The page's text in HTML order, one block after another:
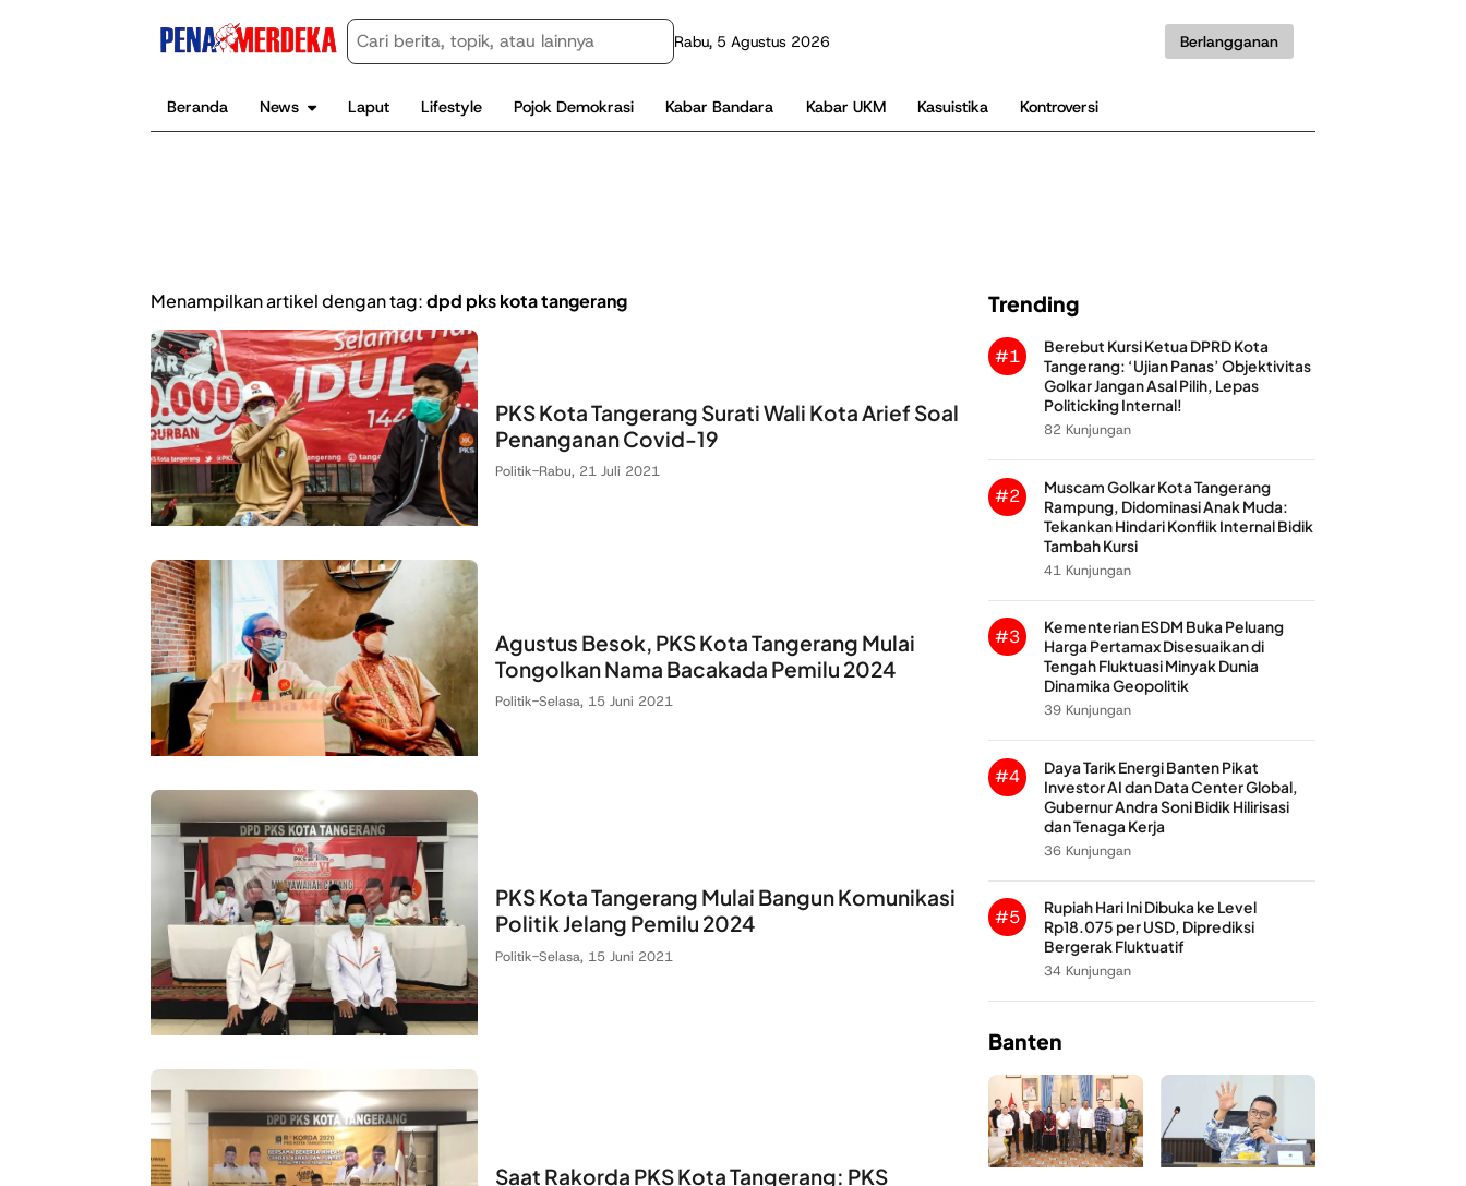
Rabu, 5 Agustus 2026 Berlangganan
Beranda News Laput Lifestyle Pojok Demokrasi Kabar Bandara Kabar UKM Kasuistika Kontroversi
Menampilkan artikel dengan tag:dpd pks kota tangerang
PKS Kota Tangerang Surati Wali Kota Arief Soal
Penanganan Covid-19
Politik-Rabu, 21 Juli 2021
Agustus Besok, PKS Kota Tangerang Mulai
Tongolkan Nama Bacakada Pemilu 2024
Politik-Selasa, 15 Juni 2021
PKS Kota Tangerang Mulai Bangun Komunikasi
Politik Jelang Pemilu 2024
Politik-Selasa, 15 Juni 2021
Saat Rakorda PKS Kota Tangerang: PKS
Trending
#1
Berebut Kursi Ketua DPRD Kota
Tangerang: ‘Ujian Panas’ Objektivitas
Golkar Jangan Asal Pilih, Lepas
Politicking Internal!
82 Kunjungan
#2
Muscam Golkar Kota Tangerang
Rampung, Didominasi Anak Muda:
Tekankan Hindari Konflik Internal Bidik
Tambah Kursi
41 Kunjungan
#3
Kementerian ESDM Buka Peluang
Harga Pertamax Disesuaikan di
Tengah Fluktuasi Minyak Dunia
Dinamika Geopolitik
39 Kunjungan
#4
Daya Tarik Energi Banten Pikat
Investor AI dan Data Center Global,
Gubernur Andra Soni Bidik Hilirisasi
dan Tenaga Kerja
36 Kunjungan
#5
Rupiah Hari Ini Dibuka ke Level
Rp18.075 per USD, Diprediksi
Bergerak Fluktuatif
34 Kunjungan
Banten